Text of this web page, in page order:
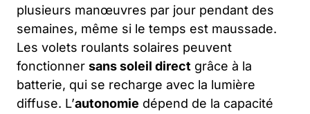
plusieurs manœuvres par jour pendant des
semaines, même si le temps est maussade.
Les volets roulants solaires peuvent
fonctionner sans soleil direct grâce à la
batterie, qui se recharge avec la lumière
diffuse. L’autonomie dépend de la capacité